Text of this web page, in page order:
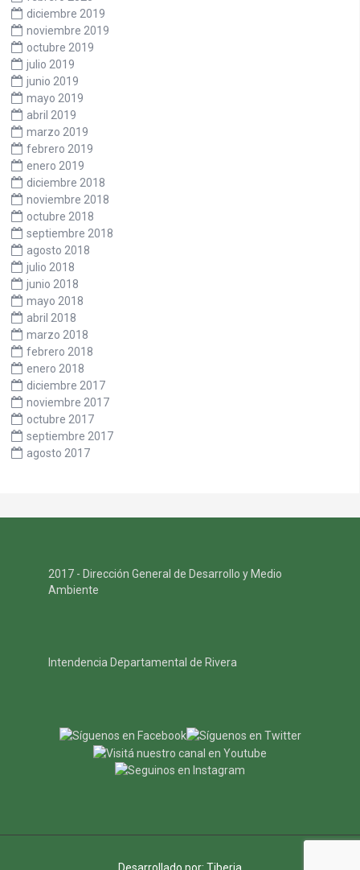
diciembre 2019
noviembre 2019
octubre 2019
julio 2019
junio 2019
mayo 2019
abril 2019
marzo 2019
febrero 2019
enero 2019
diciembre 2018
noviembre 2018
octubre 2018
septiembre 2018
agosto 2018
julio 2018
junio 2018
mayo 2018
abril 2018
marzo 2018
febrero 2018
enero 2018
diciembre 2017
noviembre 2017
octubre 2017
septiembre 2017
agosto 2017
2017 - Dirección General de Desarrollo y Medio
Ambiente
Intendencia Departamental de Rivera